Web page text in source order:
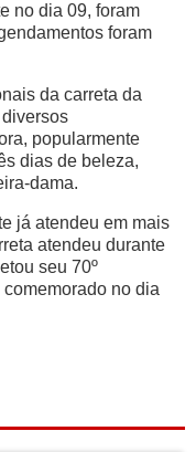
no dia 09, foram
foram
da carreta da
popularmente
dias de beleza,
dama.
já atendeu em mais
atendeu durante
seu 70º
no dia